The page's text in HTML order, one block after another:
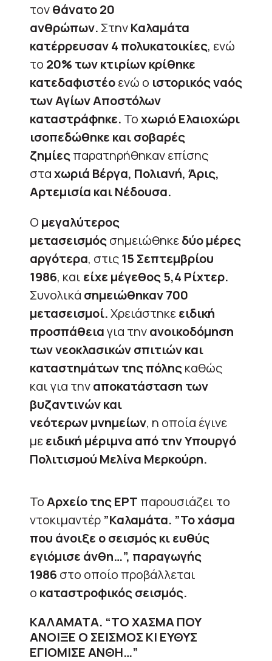
τονθάνατο 20
ανθρώπων. ΣτηνΚαλαμάτα
κατέρρευσαν 4 πολυκατοικίες, ενώ
το 20% των κτιρίων κρίθηκε
κατεδαφιστέοενώ ο ιστορικός ναός
των Αγίων Αποστόλων
καταστράφηκε. Τοχωριό Ελαιοχώρι
ισοπεδώθηκε και σοβαρές
ζημίεςπαρατηρήθηκαν επίσης
σταχωριά Βέργα, Πολιανή, Άρις,
Αρτεμισία και Νέδουσα.
Ο μεγαλύτερος
μετασεισμόςσημειώθηκεδύο μέρες
αργότερα, στις15 Σεπτεμβρίου
1986, και είχε μέγεθος 5,4 Ρίχτερ.
Συνολικά σημειώθηκαν 700
μετασεισμοί.Χρειάστηκεειδική
προσπάθειαγια τηνανοικοδόμηση
των νεοκλασικών σπιτιών και
καταστημάτων της πόληςκαθώς
και για τηναποκατάσταση των
βυζαντινών και
νεότερωνμνημείων, η οποία έγινε
μεειδική μέριμνα από την Υπουργό
Πολιτισμού Μελίνα Μερκούρη.
ΤοΑρχείο της ΕΡΤ παρουσιάζει το
ντοκιμαντέρ ”Καλαμάτα. ”Το χάσμα
που άνοιξε ο σεισμός κι ευθύς
εγιόμισε άνθη…”, παραγωγής
1986 στο οποίο προβάλλεται
ο καταστροφικός σεισμός.
ΚΑΛΑΜΑΤΑ. “ΤΟ ΧΑΣΜΑ ΠΟΥ
ΑΝΟΙΞΕ Ο ΣΕΙΣΜΟΣ ΚΙ ΕΥΘΥΣ
ΕΓΙΟΜΙΣΕ ΑΝΘΗ…”